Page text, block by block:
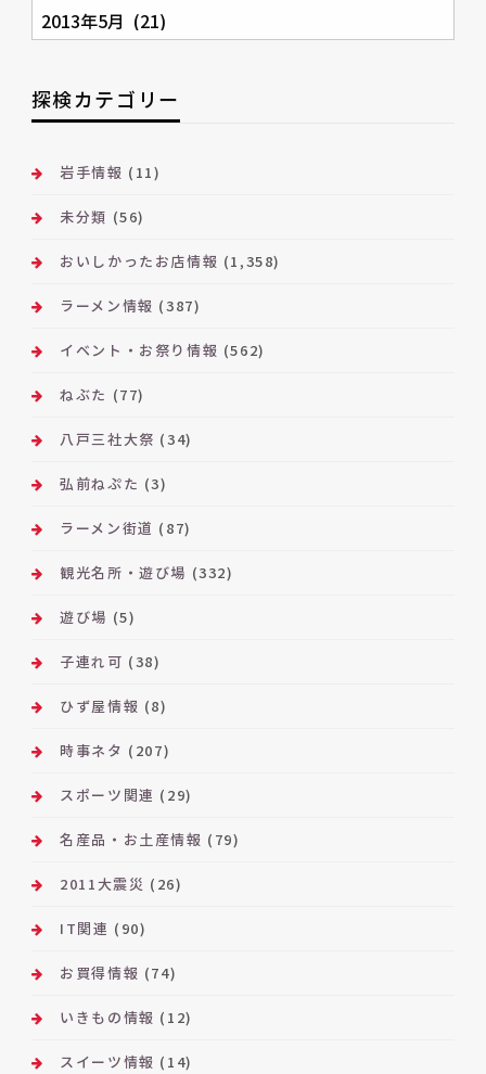
別
ー
カ
ブ
探検カテゴリー
岩手情報 (11)
未分類 (56)
おいしかったお店情報 (1,358)
ラーメン情報 (387)
イベント・お祭り情報 (562)
ねぶた (77)
八戸三社大祭 (34)
弘前ねぷた (3)
ラーメン街道 (87)
観光名所・遊び場 (332)
遊び場 (5)
子連れ可 (38)
ひず屋情報 (8)
時事ネタ (207)
スポーツ関連 (29)
名産品・お土産情報 (79)
2011大震災 (26)
IT関連 (90)
お買得情報 (74)
いきもの情報 (12)
スイーツ情報 (14)